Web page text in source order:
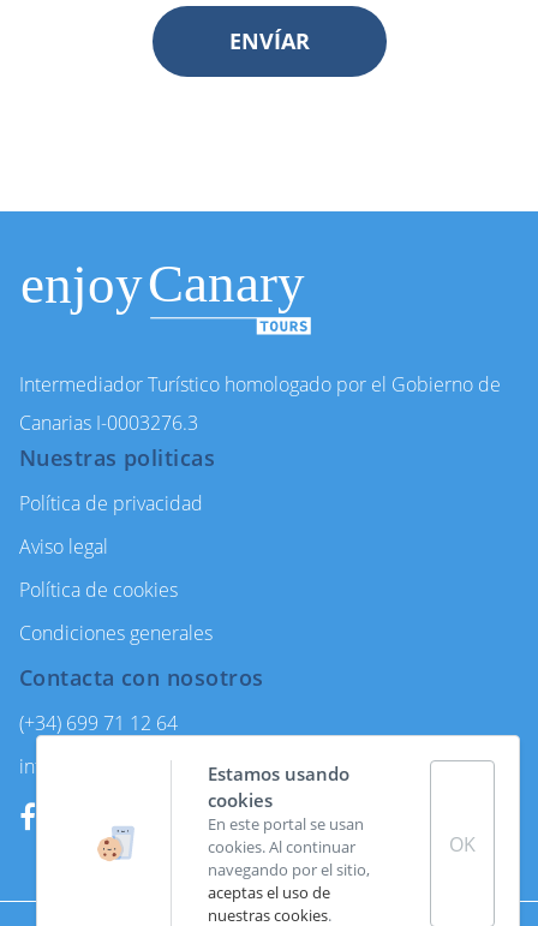
ENVÍAR
Intermediador Turístico homologado por el Gobierno de
Canarias I-0003276.3
Nuestras politicas
Política de privacidad
Aviso legal
Política de cookies
Condiciones generales
Contacta con nosotros
(+34) 699 71 12 64
info@enjoycanarytours.comEstamos usando
cookies
En este portal se usan
cookies. Al continuar
navegando por el sitio,
aceptas el uso de
nuestras cookies.
OK